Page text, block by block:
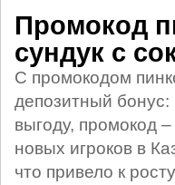
Промокод
сундук с
С промокодом
депозитный бонус:
выгоду, промокод
новых игроков в
что привело к